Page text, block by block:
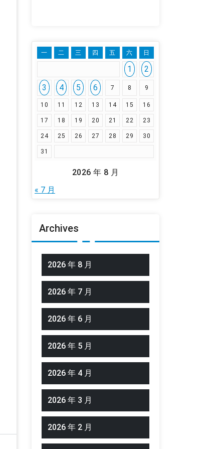
2026 年 8 月
一 二 三 四 五 六 日
1
2
3
4 5 6 7 8 9
10 11 12 13 14 15 16
17 18 19 20 21 22 23
24 25 26 27 28 29 30
31
« 7 月
Archives
2026 年 8 月
2026 年 7 月
2026 年 6 月
2026 年 5 月
2026 年 4 月
2026 年 3 月
2026 年 2 月